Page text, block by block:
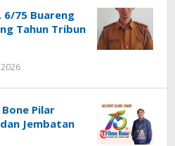
6/75 Buareng
Tahun Tribun
Pilar
Jembatan